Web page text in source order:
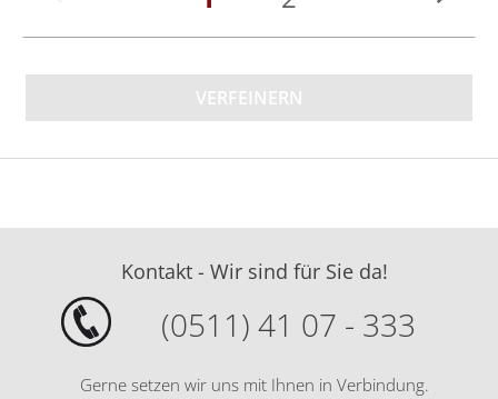
VERFEINERN
Kontakt - Wir sind für Sie da!
(0511) 41 07 - 333
Gerne setzen wir uns mit Ihnen in Verbindung.